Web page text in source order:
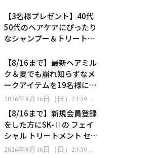
【3名様プレゼント】40代
50代のヘアケアにぴったり
なシャンプー＆トリートメ
処！
【8/16まで】最新ヘアミル
ク＆夏でも崩れ知らずなメ
ークアイテムを19名様にプ
レゼント！
2026年8月16日（日）23:59ま
で【8/16まで】新規会員登録
をした方にSK-Ⅱの フェイ
シャル トリートメント セラ
ムをプレゼント！
2026年8月16日（日）23:59ま